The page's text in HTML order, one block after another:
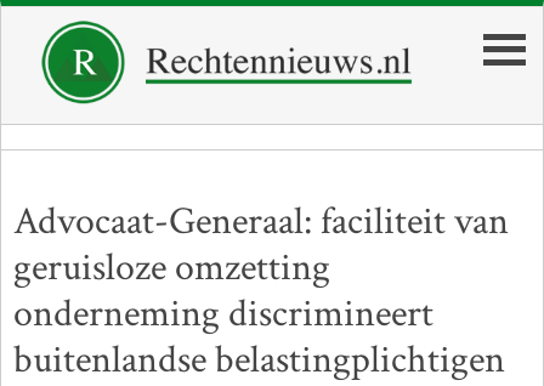
Advocaat-Generaal: faciliteit van
geruisloze omzetting
onderneming discrimineert
buitenlandse belastingplichtigen